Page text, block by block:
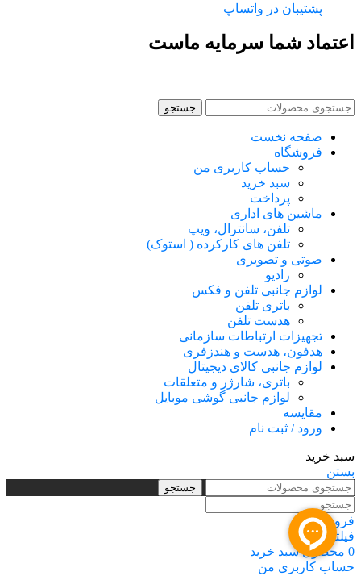
پشتیبان در واتساپ
اعتماد شما سرمایه ماست
جستجو
صفحه نخست
فروشگاه
حساب کاربری من
سبد خرید
پرداخت
ماشین های اداری
تلفن، سانترال، ویپ
تلفن های کارکرده ( استوک)
صوتی و تصویری
رادیو
لوازم جانبی تلفن و فکس
باتری تلفن
هدست تلفن
تجهیزات ارتباطات سازمانی
هدفون، هدست و هندزفری
لوازم جانبی کالای دیجیتال
باتری، شارژر و متعلقات
لوازم جانبی گوشی موبایل
مقایسه
ورود / ثبت نام
سبد خرید
بستن
جستجو
فروشگاه
فیلترها
0 محصول سبد خرید
حساب کاربری من